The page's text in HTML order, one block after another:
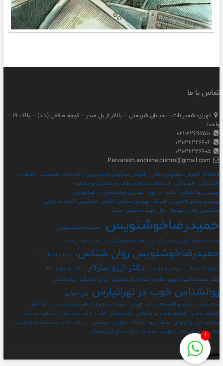
تماس با ما
تهران- شمیرانات – خیابان شریعتی – بالاتر از پل صدر – کوچه حافظی (داد) – پلاک ۱۹ –
واحد۱
phobia آموزش مهارتهای زندگی، آموزش مهارتهای فرزندپروری، اختلالات شخصیت
اضطراب
افسردگی
افسردگی،
انتخابات سازمان نظام روانشناسی و مشاوره
بهترین روانشناس آنلاین در اروپا
بهترین روانشناس در تهرانپارس
بهترین مشاور آنلاین در آمریکا
بهترین مشاوره آنلاین تشخیص اختلالات روانی
تشخیص رفتار نابهنجار حال خوب ساختنی است
حمیدرضاخوشنویس حمیدرضاخوشنویس،
حمیدرضاخوشنویس،روان شناس حمیدرضاخوشنویس روان درمانی فوبیا
حمیدرضاخوشنویس روان شناس،
درمان اضطراب،
درمان افسردگی، درمان وسواس، دکتر آرزو سازگار دکتر قاسم سازگار
دکتر محمدحاتمی رئیس سازمان نظام روانشناسی روان درمانگر، روانشناس
روانشناس خوب در تهرانپارس زوج درمانی،
ستاد امنیت روان و آرامبخشی شهر تهران سوالات سازمان نظام روان شناسی، شادکامی
فاطمه برنجی
فاطمه برنجی روانشناس رواندرمانگر فوبیا مثبت اندیشی مشاوره خیانت،
مشاوره قبل از ازدواج، منشا ورود اختلالات روانی، وسواس پنیک کتاب حمیدرضاخوشنویس
کتاب دانستنی هایی برای سالمندان کتاب دکتر آرزو سازگار
همیار وردپرس
۱